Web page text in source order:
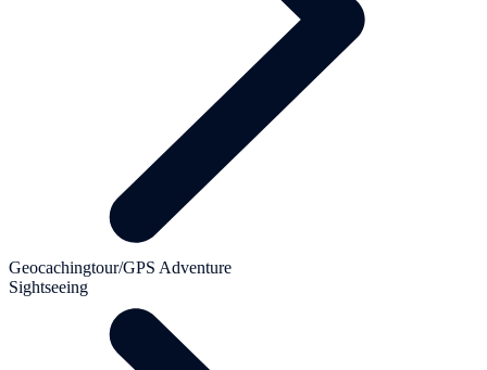
Geocachingtour/GPS Adventure
Sightseeing